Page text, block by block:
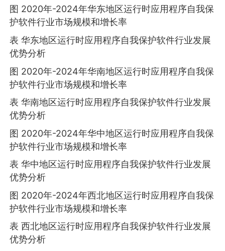
图 2020年-2024年华东地区运行时应用程序自我保
护软件行业市场规模和增长率
表 华东地区运行时应用程序自我保护软件行业发展
优势分析
图 2020年-2024年华南地区运行时应用程序自我保
护软件行业市场规模和增长率
表 华南地区运行时应用程序自我保护软件行业发展
优势分析
图 2020年-2024年华中地区运行时应用程序自我保
护软件行业市场规模和增长率
表 华中地区运行时应用程序自我保护软件行业发展
优势分析
图 2020年-2024年西北地区运行时应用程序自我保
护软件行业市场规模和增长率
表 西北地区运行时应用程序自我保护软件行业发展
优势分析